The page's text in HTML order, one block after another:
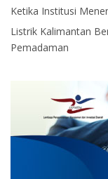
Ketika Institusi
Listrik Kalimantan
Pemadaman